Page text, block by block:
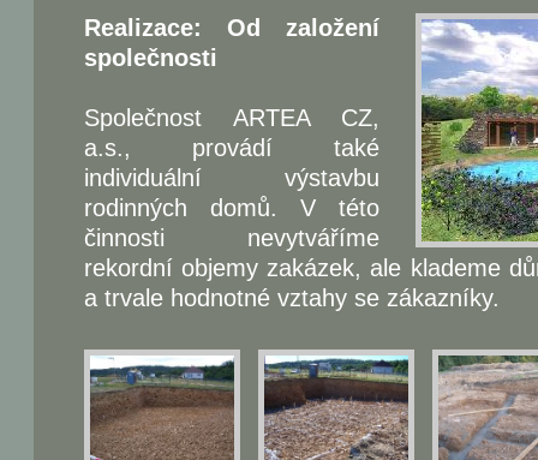
Realizace: Od založení
společnosti
Společnost ARTEA CZ,
a.s., provádí také
individuální výstavbu
rodinných domů. V této
činnosti nevytváříme
rekordní objemy zakázek, ale klademe
a trvale hodnotné vztahy se zákazníky.